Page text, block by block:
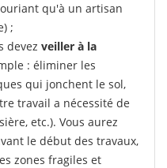
qu'à un artisan
;
devez veiller à la
: éliminer les
qui jonchent le sol,
travail a nécessité de
etc.). Vous aurez
le début des travaux,
zones fragiles et